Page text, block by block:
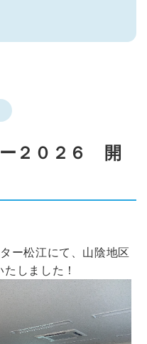
２０２６ 開
ー松江にて、山陰地区
しました！